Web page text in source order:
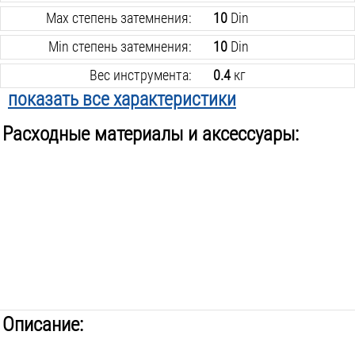
Max степень затемнения:
10Din
Min степень затемнения:
10Din
Вес инструмента:
0.4кг
Регулятор затемнения:
нет
Регулятор задержки перехода:
нет
показать все характеристики
Расходные материалы и аксессуары:
Описание: